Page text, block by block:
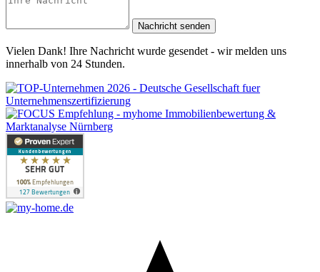
Nachricht senden
Vielen Dank! Ihre Nachricht wurde gesendet - wir melden uns
innerhalb von 24 Stunden.